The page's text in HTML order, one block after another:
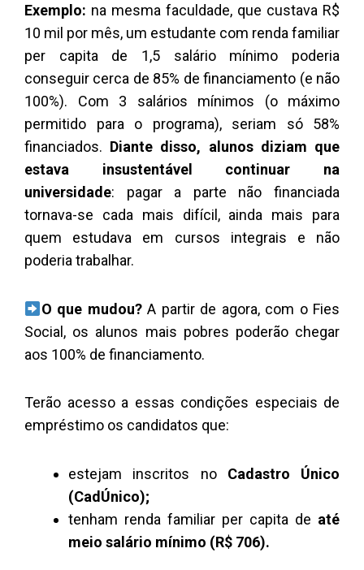
Exemplo: na mesma faculdade, que custava R$
10 mil por mês, um estudante com renda familiar
per capita de 1,5 salário mínimo poderia
conseguir cerca de 85% de financiamento (e não
100%). Com 3 salários mínimos (o máximo
permitido para o programa), seriam só 58%
financiados. Diante disso, alunos diziam que
estava insustentável continuar na
universidade: pagar a parte não financiada
tornava-se cada mais difícil, ainda mais para
quem estudava em cursos integrais e não
poderia trabalhar.
O que mudou?A partir de agora, com o Fies
Social, os alunos mais pobres poderão chegar
aos 100% de financiamento.
Terão acesso a essas condições especiais de
empréstimo os candidatos que:
estejam inscritos no Cadastro Único
(CadÚnico);
tenham renda familiar per capita de até
meio salário mínimo (R$ 706).